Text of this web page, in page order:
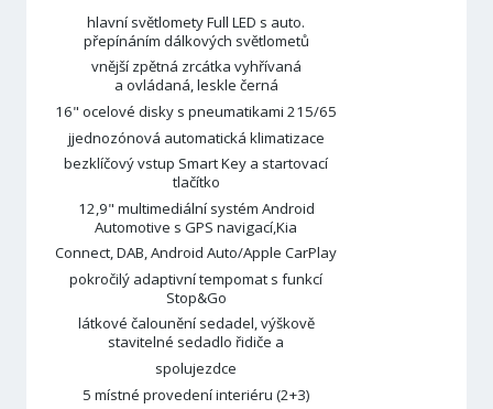
hlavní světlomety Full LED s auto.
přepínáním dálkových světlometů
vnější zpětná zrcátka vyhřívaná
a ovládaná, leskle černá
16" ocelové disky s pneumatikami 215/65
jjednozónová automatická klimatizace
bezklíčový vstup Smart Key a startovací
tlačítko
12,9" multimediální systém Android
Automotive s GPS navigací,Kia
Connect, DAB, Android Auto/Apple CarPlay
pokročilý adaptivní tempomat s funkcí
Stop&Go
látkové čalounění sedadel, výškově
stavitelné sedadlo řidiče a
spolujezdce
5 místné provedení interiéru (2+3)